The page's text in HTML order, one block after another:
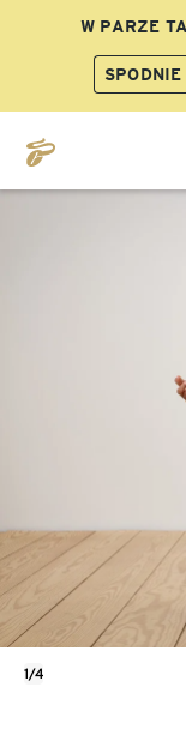
W PARZE
SPODNIE
1/4